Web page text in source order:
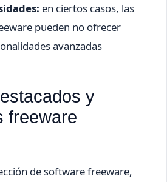
en ciertos casos, las
pueden no ofrecer
avanzadas
y
freeware
de software freeware,